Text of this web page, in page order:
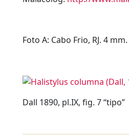
Foto A: Cabo Frio, RJ. 4
Dall 1890, pl.IX, fig. 7 “tipo”